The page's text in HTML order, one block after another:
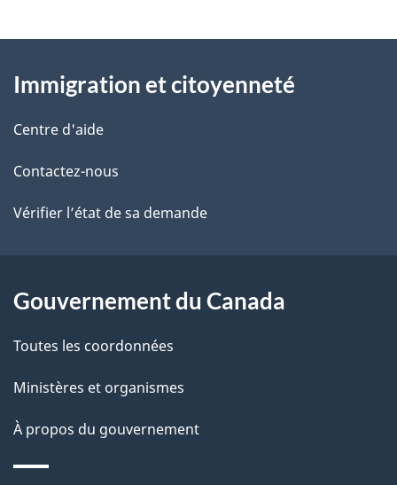
d
u
d
o
u
t
l
s
l
a
a
g
e
o
t
e
é
t
a
t
i
n
s
propos
de
ce
site
Immigration et citoyenneté
Centre d'aide
Contactez-nous
Vérifier l’état de sa demande
Gouvernement du Canada
Toutes les coordonnées
Ministères et organismes
À propos du gouvernement